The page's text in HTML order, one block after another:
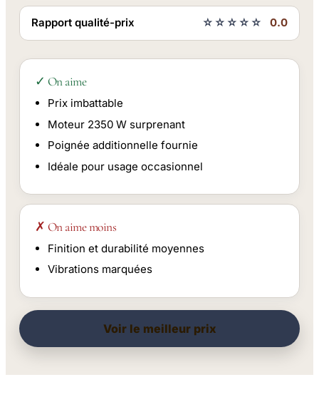
Rapport qualité-prix ☆☆☆☆☆ 0.0
✓ On aime
Prix imbattable
Moteur 2350 W surprenant
Poignée additionnelle fournie
Idéale pour usage occasionnel
✗ On aime moins
Finition et durabilité moyennes
Vibrations marquées
Voir le meilleur prix